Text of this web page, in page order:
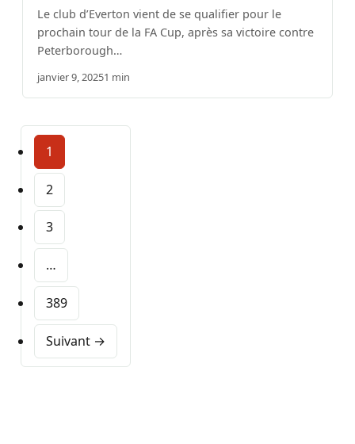
Le club d’Everton vient de se qualifier pour le
prochain tour de la FA Cup, après sa victoire contre
Peterborough…
janvier 9, 20251 min
1
2
3
…
389
Suivant →